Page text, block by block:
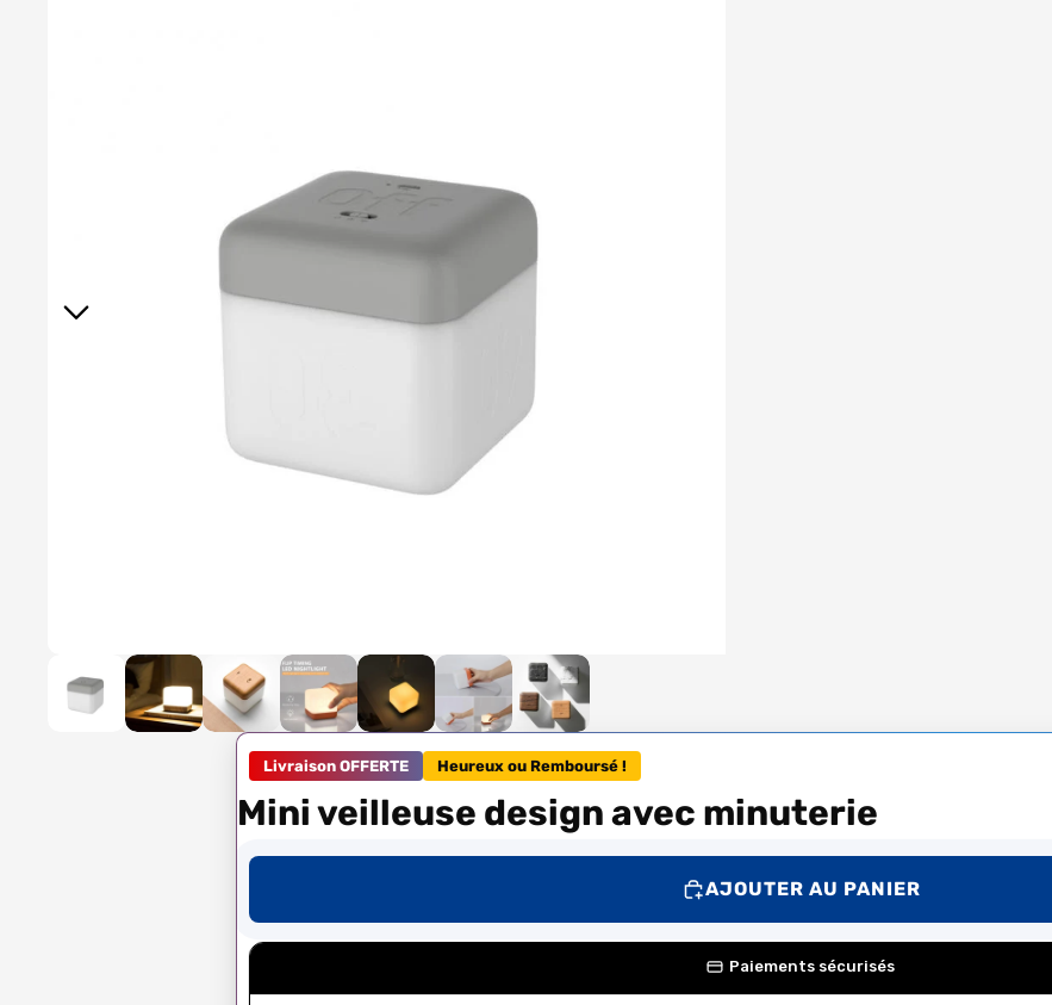
Livraison OFFERTE Heureux ou Remboursé !
Mini veilleuse design avec minuterie
AJOUTER AU PANIER
Paiements sécurisés